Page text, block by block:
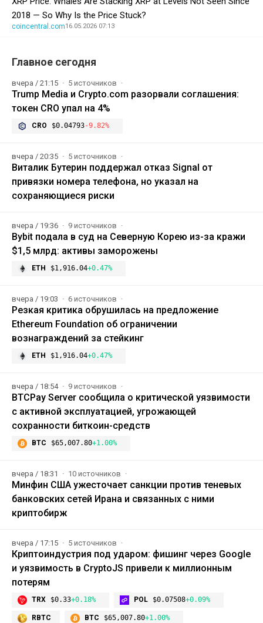
2018 — So Why Is the Price Stuck?
coincentral.com16.05.2026 07:13
Главное сегодня
вчера / 21:15 5 источников
Trump Media и Crypto.com разорвали соглашения:
токен CRO упал на 4%
CRO $0.04793-9.82%
вчера / 20:35 5 источников
Виталик Бутерин поддержал отказ Signal от
привязки номера телефона, но указал на
сохраняющиеся риски
вчера / 19:36 9 источников
Bybit подала в суд на Северную Корею из-за кражи
$1,5 млрд: активы заморожены
ETH $1,916.04+0.47%
вчера / 19:03 6 источников
Резкая критика обрушилась на предложение
Ethereum Foundation об ограничении
вознаграждений за стейкинг
ETH $1,916.04+0.47%
вчера / 18:54 9 источников
BTCPay Server сообщила о критической уязвимости
с активной эксплуатацией, угрожающей
сохранности биткоин-средств
BTC $65,007.80+1.00%
вчера / 18:31 10 источников
Минфин США ужесточает санкции против теневых
банковских сетей Ирана и связанных с ними
криптобирж
вчера / 17:15 5 источников
Криптоиндустрия под ударом: фишинг через Google
и уязвимость в CryptoJS привели к миллионным
потерям
TRX $0.33+0.18% POL $0.07508+0.09%
RBTC BTC $65,007.80+1.00%